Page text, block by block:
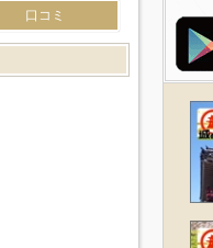
口コミ